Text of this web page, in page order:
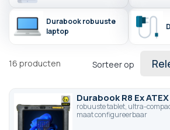
Durabook robuuste
laptop
16 producten Sorteer op
Durabook R8 Ex
robuuste tablet, ultra-
maat configureerbaar